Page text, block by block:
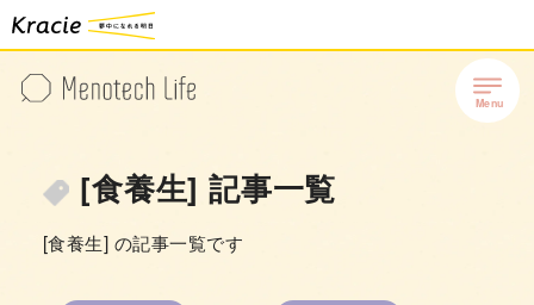
[食養生] 記事一覧
[食養生] の記事一覧です